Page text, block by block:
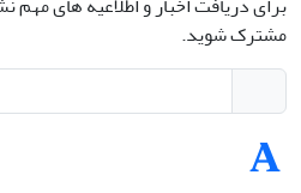
مشترک شوید.